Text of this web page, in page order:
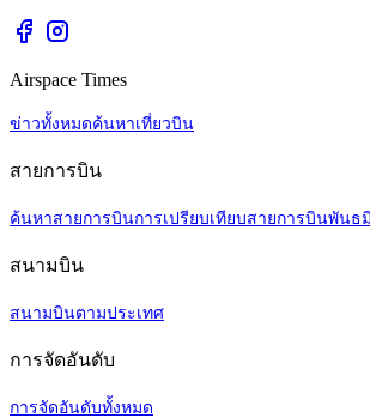
Airspace Times
ข่าวทั้งหมดค้นหาเที่ยวบิน
สายการบิน
ค้นหาสายการบินการเปรียบเทียบสายการบินพันธ
สนามบิน
สนามบินตามประเทศ
การจัดอันดับ
การจัดอันดับทั้งหมด